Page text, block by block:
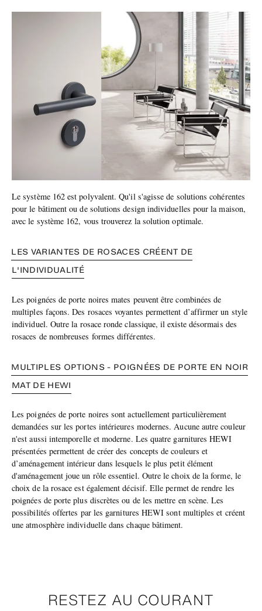
Le système 162 est polyvalent. Qu'il s'agisse de solutions cohérentes
pour le bâtiment ou de solutions design individuelles pour la maison,
avec le système 162, vous trouverez la solution optimale.
LES VARIANTES DE ROSACES CRÉENT DE
L'INDIVIDUALITÉ
Les poignées de porte noires mates peuvent être combinées de
multiples façons. Des rosaces voyantes permettent d’affirmer un style
individuel. Outre la rosace ronde classique, il existe désormais des
rosaces de nombreuses formes différentes.
MULTIPLES OPTIONS - POIGNÉES DE PORTE EN NOIR
MAT DE HEWI
Les poignées de porte noires sont actuellement particulièrement
demandées sur les portes intérieures modernes. Aucune autre couleur
n'est aussi intemporelle et moderne. Les quatre garnitures HEWI
présentées permettent de créer des concepts de couleurs et
d’aménagement intérieur dans lesquels le plus petit élément
d'aménagement joue un rôle essentiel. Outre le choix de la forme, le
choix de la rosace est également décisif. Elle permet de rendre les
poignées de porte plus discrètes ou de les mettre en scène. Les
possibilités offertes par les garnitures HEWI sont multiples et créent
une atmosphère individuelle dans chaque bâtiment.
RESTEZ AU COURANT